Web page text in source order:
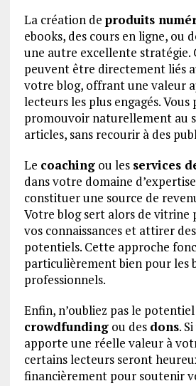
La création de produits
ebooks, des cours en ligne, ou
une autre excellente stratégie.
peuvent être directement liés
votre blog, offrant une valeur
lecteurs les plus engagés. Vous
promouvoir naturellement au
articles, sans recourir à des
Le coachingou les services
dans votre domaine
constituer une source de
Votre blog sert alors de
vos connaissances et attirer
potentiels. Cette approche
particulièrement bien pour les
professionnels.
Enfin, n’oubliez pas le
crowdfundingou des dons.
apporte une réelle valeur à
certains lecteurs seront
financièrement pour soutenir